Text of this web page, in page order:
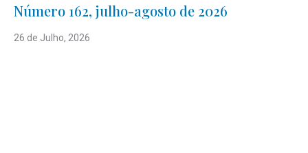
Número 162, julho-agosto de 2026
26 de Julho, 2026